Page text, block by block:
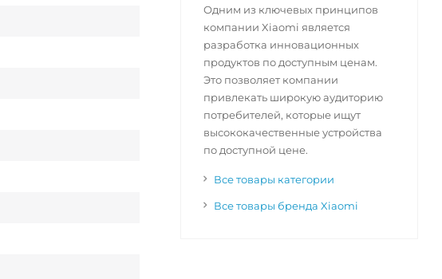
Одним из ключевых принципов
компании Xiaomi является
разработка инновационных
продуктов по доступным ценам.
Это позволяет компании
привлекать широкую аудиторию
потребителей, которые ищут
высококачественные устройства
по доступной цене.
Все товары категории
Все товары бренда Xiaomi